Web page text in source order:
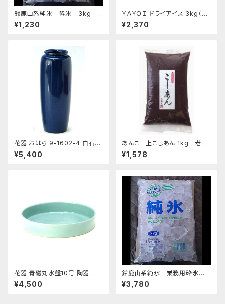
鈴鹿山系純氷 砕氷 3kg
おすすめ
¥1,230
ＹＡＹＯＩ ドライアイス 3kg（出
荷時4kg弱） おすすめ
¥2,370
花器 おはら 9-1602-4 白石投
入 ナマコ 花瓶 フラワーベース
¥5,400
あんこ 上こしあん 1kg 老舗
あんこ屋のこだわり餡
¥1,578
花器 青磁丸水盤10号 陶器 水
盤 花瓶 フラワーベース
¥4,500
鈴鹿山系純氷 業務用砕氷 1
4.4kg
¥3,780